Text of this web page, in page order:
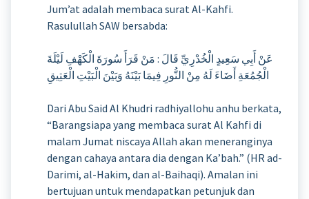
Jum’at adalah membaca surat Al-Kahfi.
Rasulullah SAW bersabda:
عَنْ أَبِي سَعِيدٍ الْخُدْرِيِّ قَالَ : مَنْ قَرَأَ سُورَةَ الْكَهْفِ لَيْلَةَ
الْجُمُعَةِ أَضَاءَ لَهُ مِنْ النُّورِ فِيمَا بَيْنَهُ وَبَيْنَ الْبَيْتِ الْعَتِيقِ
Dari Abu Said Al Khudri radhiyallohu anhu berkata,
“Barangsiapa yang membaca surat Al Kahfi di
malam Jumat niscaya Allah akan meneranginya
dengan cahaya antara dia dengan Ka’bah.” (HR ad-
Darimi, al-Hakim, dan al-Baihaqi). Amalan ini
bertujuan untuk mendapatkan petunjuk dan